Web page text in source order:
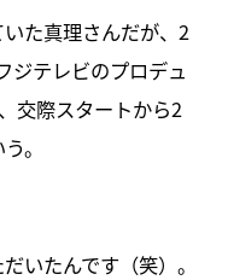
た真理さんだが、2
ジテレビのプロデュ
交際スタートから2
。
いたんです（笑）。